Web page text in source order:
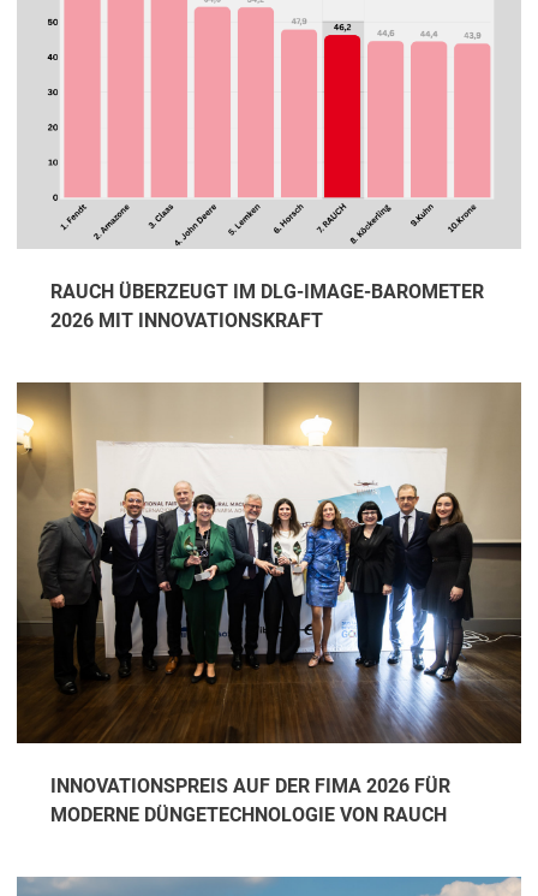
RAUCH ÜBERZEUGT IM DLG-IMAGE-BAROMETER
2026 MIT INNOVATIONSKRAFT
INNOVATIONSPREIS AUF DER FIMA 2026 FÜR
MODERNE DÜNGETECHNOLOGIE VON RAUCH